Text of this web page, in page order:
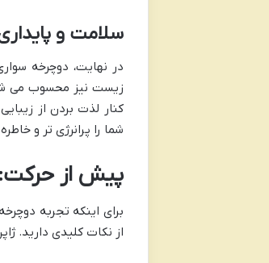
سلامت و
در نهایت، دوچرخه
زیست نیز محسوب می
کنار لذت بردن از
شما را پرانرژی تر و
پیش از حرکت:
برای اینکه تجربه
از نکات کلیدی دارید.